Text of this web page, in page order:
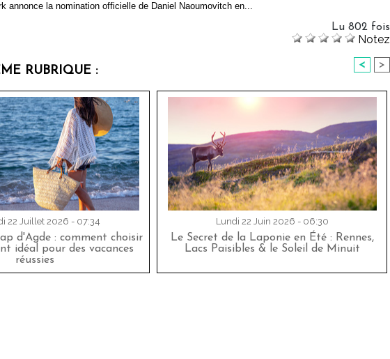
annonce la nomination officielle de Daniel Naoumovitch en...
Lu 802 fois
Notez
RUBRIQUE : < >
22 Juillet 2026 - 07:34
d'Agde : comment choisir
idéal pour des vacances
réussies
Lundi 22 Juin 2026 - 06:30
Le Secret de la Laponie en Été : Rennes,
Lacs Paisibles & le Soleil de Minuit